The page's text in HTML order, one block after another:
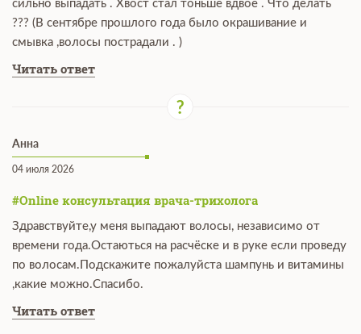
сильно выпадать . Хвост стал тоньше вдвое . Что делать
??? (В сентябре прошлого года было окрашивание и
смывка ,волосы пострадали . )
Читать ответ
Анна
04 июля 2026
#Online консультация врача-трихолога
Здравствуйте,у меня выпадают волосы, независимо от
времени года.Остаються на расчёске и в руке если проведу
по волосам.Подскажите пожалуйста шампунь и витамины
,какие можно.Спасибо.
Читать ответ